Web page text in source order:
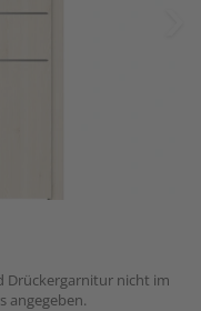
Drückergarnitur nicht im
angegeben.